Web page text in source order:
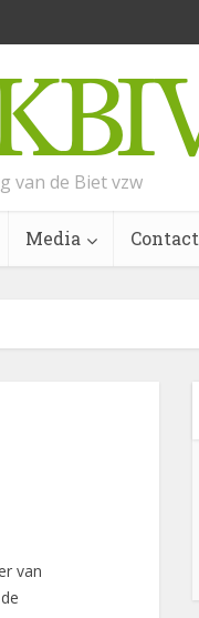
van de Biet vzw
Media Contact
van